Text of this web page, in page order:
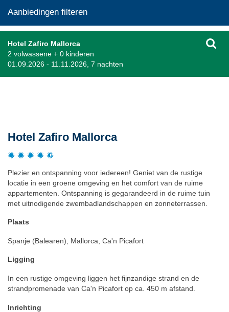
Aanbiedingen filteren
Hotel Zafiro Mallorca
2 volwassene + 0 kinderen
01.09.2026 - 11.11.2026, 7 nachten
Hotel Zafiro Mallorca
Plezier en ontspanning voor iedereen! Geniet van de rustige
locatie in een groene omgeving en het comfort van de ruime
appartementen. Ontspanning is gegarandeerd in de ruime tuin
met uitnodigende zwembadlandschappen en zonneterrassen.
Plaats
Spanje (Balearen), Mallorca, Ca'n Picafort
Ligging
In een rustige omgeving liggen het fijnzandige strand en de
strandpromenade van Ca'n Picafort op ca. 450 m afstand.
Inrichting